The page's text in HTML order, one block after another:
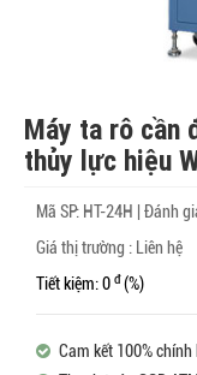
Máy ta rô cần
thủy lực hiệu
Mã SP: HT-24H
Đánh
Giá thị trường : Liên hệ
Tiết kiệm: 0 đ (%)
Cam kết 100% chính